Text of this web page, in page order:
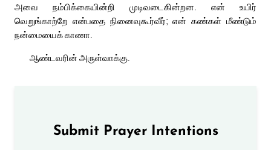
அவை நம்பிக்கையின்றி முடிவடைகின்றன. என் உயிர்
வெறுங்காற்றே என்பதை நினைவுகூர்வீர்; என் கண்கள் மீண்டும்
நன்மையைக் காணா.
ஆண்டவரின் அருள்வாக்கு.
Submit Prayer Intentions